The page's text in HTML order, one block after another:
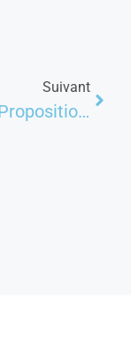
Suivant
Appel à Propositions du Fonds XOESE